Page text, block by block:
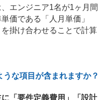
エンジニア1名が1ヶ月間
価である「人月単価」
掛け合わせることで計算
な項目が含まれますか？
「要件定義費用」「設計